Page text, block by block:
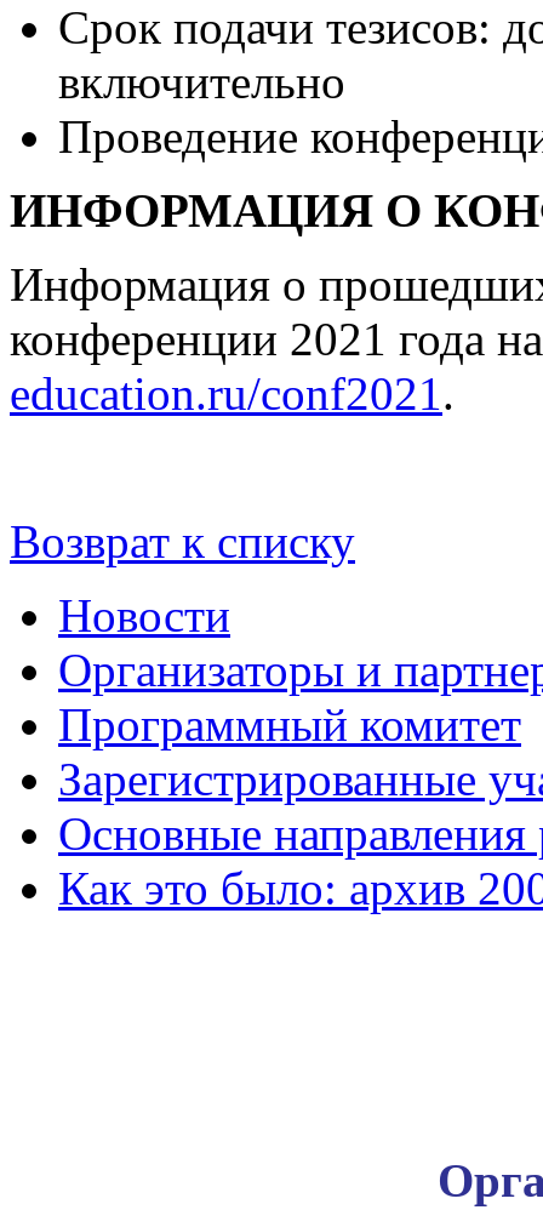
Срок подачи тезисов:
включительно
Проведение
ИНФОРМАЦИЯ О
Информация о
конференции 2021 года
education.ru/conf2021.
Возврат к списку
Новости
Организаторы и
Программный комитет
Зарегистрированные
Основные направления
Как это было: архив